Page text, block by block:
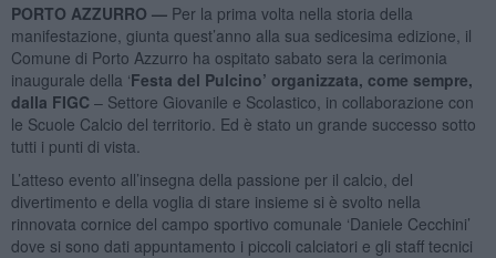
PORTO AZZURRO — Per la prima volta nella storia della
manifestazione, giunta quest’anno alla sua sedicesima edizione, il
Comune di Porto Azzurro ha ospitato sabato sera la cerimonia
inaugurale della ‘Festa del Pulcino’ organizzata, come sempre,
dalla FIGC – Settore Giovanile e Scolastico, in collaborazione con
le Scuole Calcio del territorio. Ed è stato un grande successo sotto
tutti i punti di vista.
L’atteso evento all’insegna della passione per il calcio, del
divertimento e della voglia di stare insieme si è svolto nella
rinnovata cornice del campo sportivo comunale ‘Daniele Cecchini’
dove si sono dati appuntamento i piccoli calciatori e gli staff tecnici